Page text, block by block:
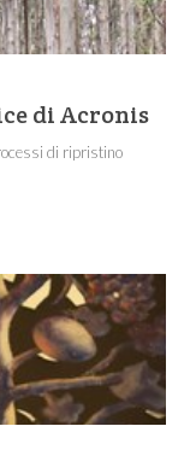
di Acronis
di ripristino